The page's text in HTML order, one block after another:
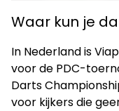
Waar kun je
In Nederland is
voor de PDC-
Darts
voor kijkers die